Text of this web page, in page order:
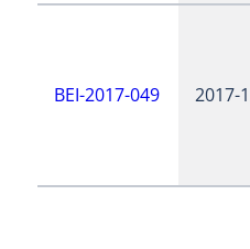
BEI-2017-049 2017-